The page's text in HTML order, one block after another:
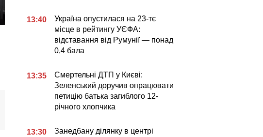
13:40
Україна опустилася на 23-тє
місце в рейтингу УЄФА:
відставання від Румунії — понад
0,4 бала
13:35
Смертельні ДТП у Києві:
Зеленський доручив опрацювати
петицію батька загиблого 12-
річного хлопчика
13:30
Занедбану ділянку в центрі